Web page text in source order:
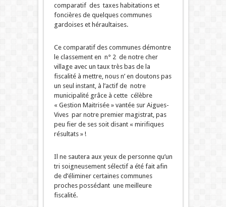
comparatif des taxes habitations et
foncières de quelques communes
gardoises et héraultaises.
Ce comparatif des communes démontre
le classement en n° 2 de notre cher
village avec un taux très bas de la
fiscalité à mettre, nous n’ en doutons pas
un seul instant, à l’actif de notre
municipalité grâce à cette célèbre
« Gestion Maitrisée » vantée sur Aigues-
Vives par notre premier magistrat, pas
peu fier de ses soit disant « mirifiques
résultats » !
Il ne sautera aux yeux de personne qu’un
tri soigneusement sélectif a été fait afin
de d’éliminer certaines communes
proches possédant une meilleure
fiscalité.